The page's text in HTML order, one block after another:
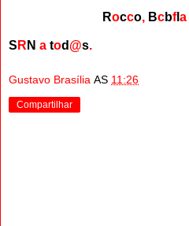
Rocco, Bcbfla
S R N a tod @s.
Gustavo Brasília AS 11:26
Compartilhar